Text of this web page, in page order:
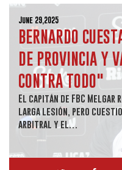
June 29,2025
BERNARDO
DE PROVINCIA Y
CONTRA TODO"
El capitán de FBC
larga lesión, pero
arbitral y el…